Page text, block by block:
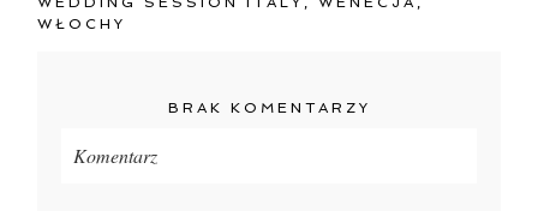
WŁOCHY
BRAK KOMENTARZY
Komentarz